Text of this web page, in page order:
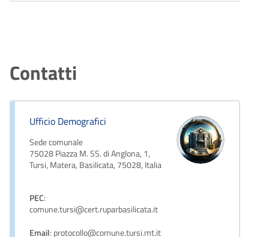
Contatti
Ufficio Demografici
Sede comunale
75028 Piazza M. SS. di Anglona, 1,
Tursi, Matera, Basilicata, 75028, Italia
PEC:
comune.tursi@cert.ruparbasilicata.it
Email: protocollo@comune.tursi.mt.it